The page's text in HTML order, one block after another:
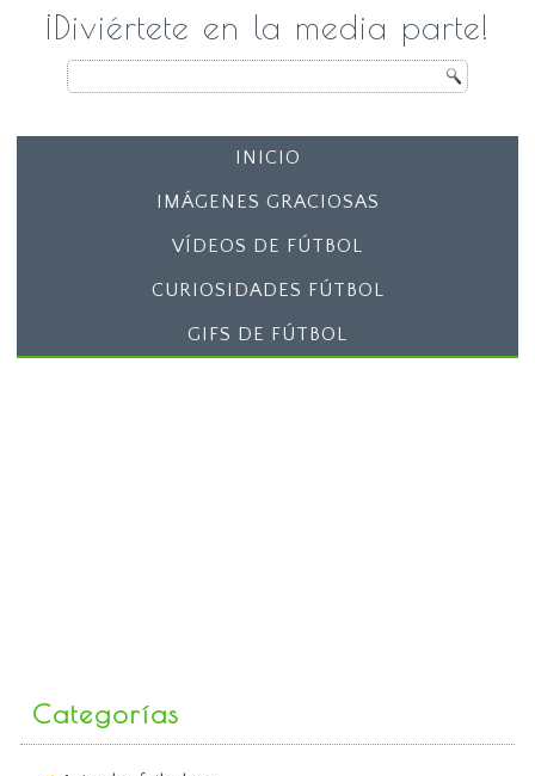
¡Diviértete en la media parte!
INICIO
IMÁGENES GRACIOSAS
VÍDEOS DE FÚTBOL
CURIOSIDADES FÚTBOL
GIFS DE FÚTBOL
Categorías